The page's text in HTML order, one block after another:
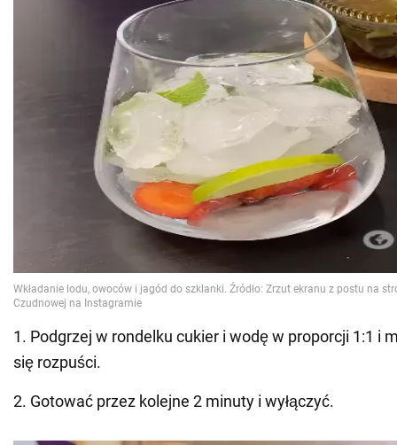
1. Podgrzej w rondelku cukier i wodę w proporcji 1:1 i
się rozpuści.
2. Gotować przez kolejne 2 minuty i wyłączyć.